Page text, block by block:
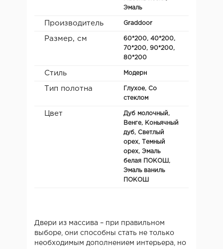
Эмаль
Производитель Graddoor
Размер, см
60*200, 40*200,
70*200, 90*200,
80*200
Стиль Модерн
Тип полотна
Глухое, Со
стеклом
Цвет
Дуб молочный,
Венге, Коньячный
дуб, Светлый
орех, Темный
орех, Эмаль
белая ПОКОШ,
Эмаль ваниль
ПОКОШ
Двери из массива – при правильном
выборе, они способны стать не только
необходимым дополнением интерьера, но